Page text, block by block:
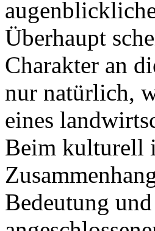
Überhaupt
Charakter an
nur natürlich,
eines
Beim kulturell
Bedeutung